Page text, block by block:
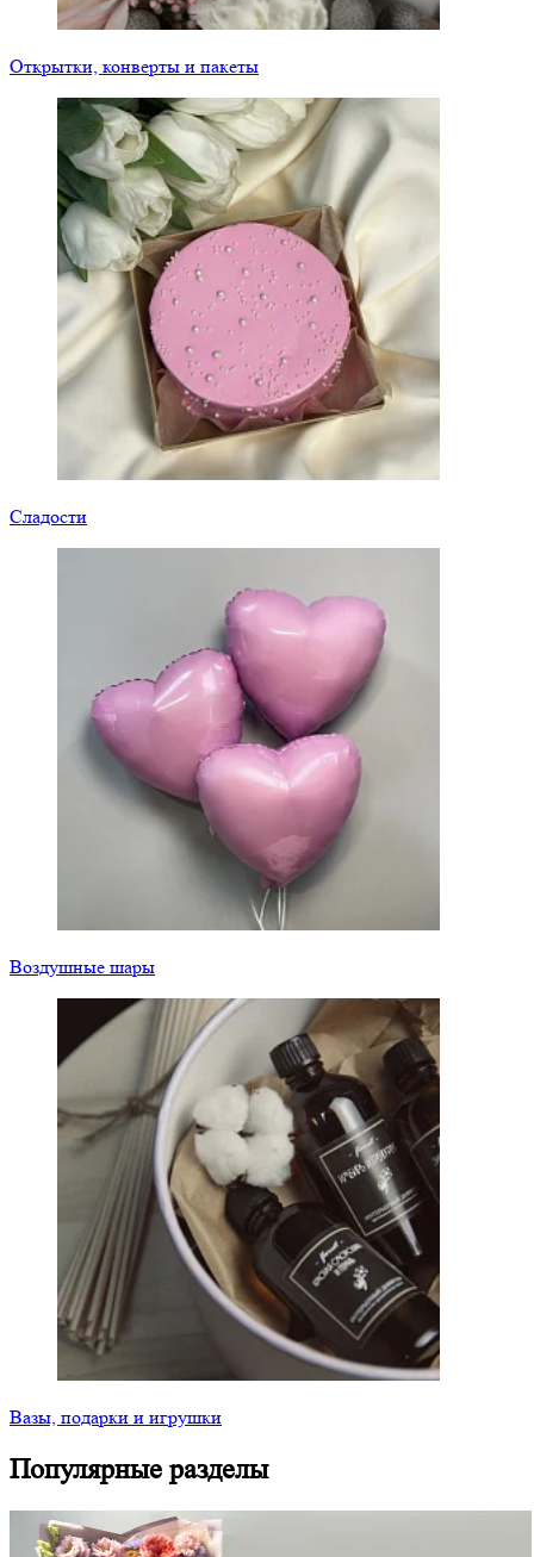
Открытки, конверты и пакеты
Сладости
Воздушные шары
Вазы, подарки и игрушки
Популярные разделы